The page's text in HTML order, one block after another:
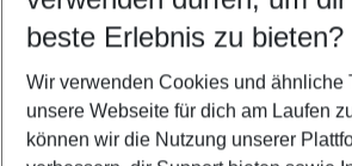
5-8 Nächte
2 Erwachsene Keine Kinder
Mehr Filter anzeigen
beste Erlebnis zu bieten?
Wir verwenden Cookies und ähnliche
unsere Webseite für dich am Laufen
können wir die Nutzung unserer